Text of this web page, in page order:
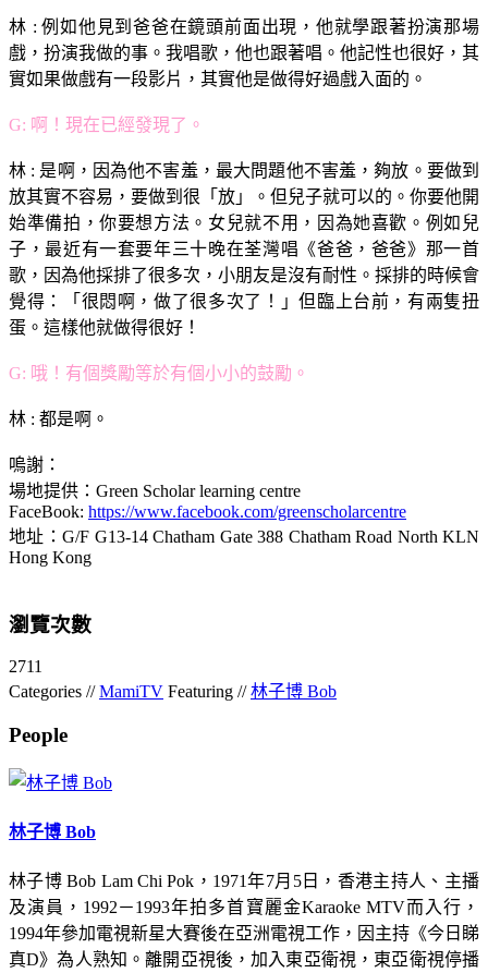
林 : 例如他見到爸爸在鏡頭前面出現，他就學跟著扮演那場
戲，扮演我做的事。我唱歌，他也跟著唱。他記性也很好，其
實如果做戲有一段影片，其實他是做得好過戲入面的。
G: 啊！現在已經發現了。
林 : 是啊，因為他不害羞，最大問題他不害羞，夠放。要做到
放其實不容易，要做到很「放」。但兒子就可以的。你要他開
始準備拍，你要想方法。女兒就不用，因為她喜歡。例如兒
子，最近有一套要年三十晚在荃灣唱《爸爸，爸爸》那一首
歌，因為他採排了很多次，小朋友是沒有耐性。採排的時候會
覺得：「很悶啊，做了很多次了！」但臨上台前，有兩隻扭
蛋。這樣他就做得很好！
G: 哦！有個獎勵等於有個小小的鼓勵。
林 : 都是啊。
嗚謝：
場地提供：Green Scholar learning centre
FaceBook: https://www.facebook.com/greenscholarcentre
地址：G/F G13-14 Chatham Gate 388 Chatham Road North KLN
Hong Kong
瀏覽次數
2711
Categories //MamiTV Featuring //林子博 Bob
People
林子博 Bob
林子博 Bob Lam Chi Pok，1971年7月5日，香港主持人、主播
及演員，1992－1993年拍多首寶麗金Karaoke MTV而入行，
1994年參加電視新星大賽後在亞洲電視工作，因主持《今日睇
真D》為人熟知。離開亞視後，加入東亞衛視，東亞衛視停播